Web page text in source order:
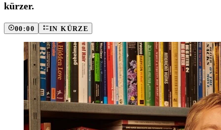
kürzer.
00:00 IN KÜRZE